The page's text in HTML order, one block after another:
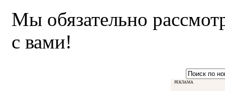
Мы обязательно
с вами!
РЕКЛАМА